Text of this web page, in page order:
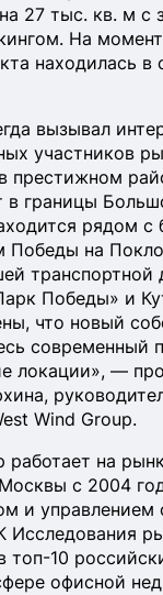
27 тыс. кв. м с
На
находилась в
вызывал
участников
престижном
в границы
рядом с
Победы на
транспортной
Победы» и
что новый
современный
локации», —
Wind Group.
работает на
с 2004
и управлением
топ-10
офисной